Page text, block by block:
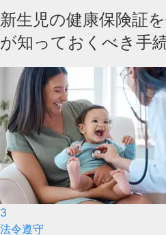
新生児の健康保険証
が知っておくべき手
3
法令遵守